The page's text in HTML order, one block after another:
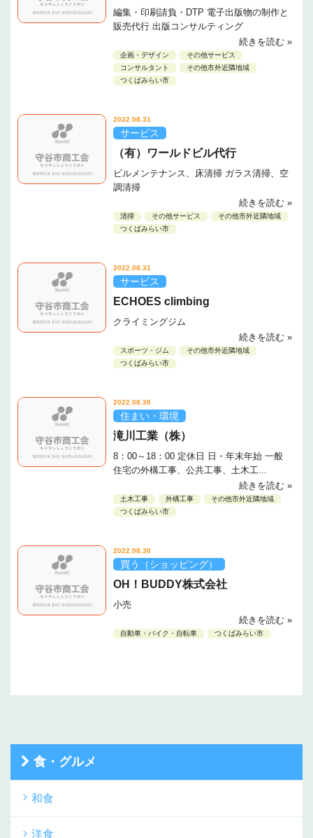
編集・印刷請負・DTP 電子出版物の制作と
販売代行 出版コンサルティング
続きを読む »
企画・デザイン
その他サービス
コンサルタント
その他市外近隣地域
つくばみらい市
2022.08.31
サービス
（有）ワールドビル代行
ビルメンテナンス、床清掃 ガラス清掃、空
調清掃
続きを読む »
清掃 その他サービス
その他市外近隣地域
つくばみらい市
2022.08.31
サービス
ECHOES climbing
クライミングジム
続きを読む »
スポーツ・ジム
その他市外近隣地域
つくばみらい市
2022.08.30
住まい・環境
滝川工業（株）
8：00～18：00 定休日 日・年末年始 一般
住宅の外構工事、公共工事、土木工...
続きを読む »
土木工事 外構工事
その他市外近隣地域
つくばみらい市
2022.08.30
買う（ショッピング）
OH！BUDDY株式会社
小売
続きを読む »
自動車・バイク・自転車 つくばみらい市
食・グルメ
和食
洋食